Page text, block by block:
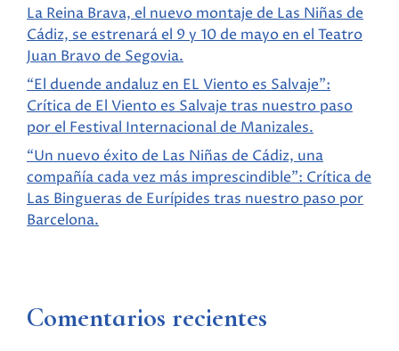
La Reina Brava, el nuevo montaje de Las Niñas de
Cádiz, se estrenará el 9 y 10 de mayo en el Teatro
Juan Bravo de Segovia.
“El duende andaluz en EL Viento es Salvaje”:
Crítica de El Viento es Salvaje tras nuestro paso
por el Festival Internacional de Manizales.
“Un nuevo éxito de Las Niñas de Cádiz, una
compañía cada vez más imprescindible”: Crítica de
Las Bingueras de Eurípides tras nuestro paso por
Barcelona.
Comentarios recientes